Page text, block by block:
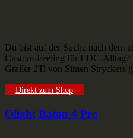
Du bist auf der Suche nach dem
Custom-Feeling für EDC-Alltag?
Grailer 2Ti von Simen Stryckers
Direkt zum Shop
Olight Baton 4 Pro